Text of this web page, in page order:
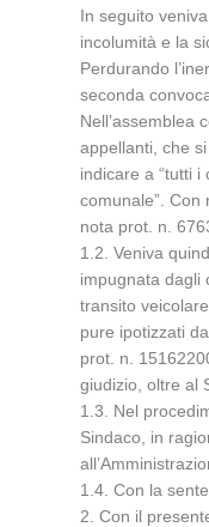
In seguito
incolumità e la
Perdurando
seconda
Nell’assemblea
appellanti, che
indicare a “tutti
comunale”.
nota prot. n.
1.2. Veniva
impugnata dagli
transito
pure ipotizzati
prot. n.
giudizio, oltre al
1.3. Nel
Sindaco, in
1.4. Con la
2. Con il